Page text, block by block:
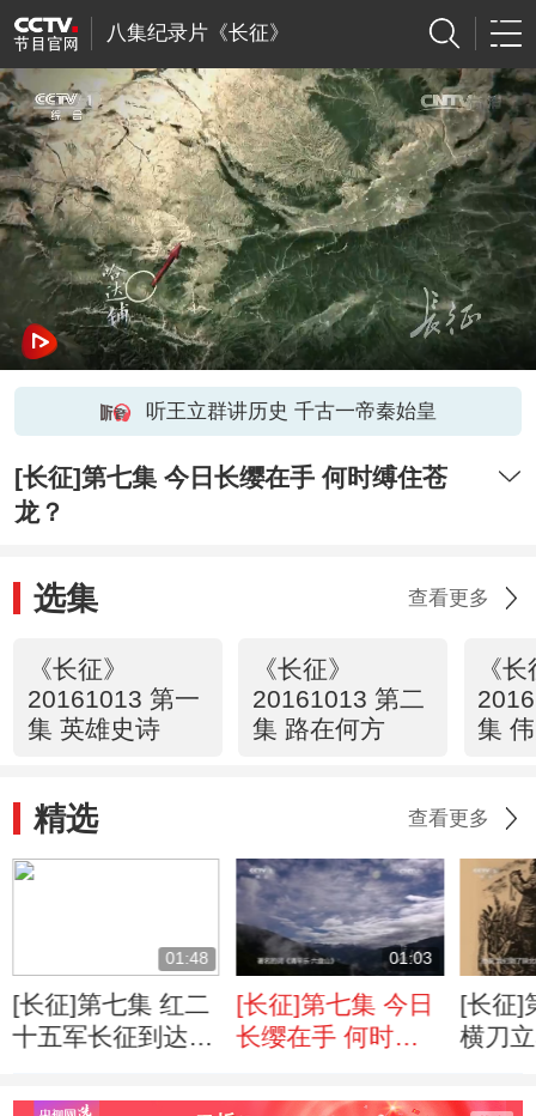
八集纪录片《长征》
听王立群讲历史 千古一帝秦始皇
[长征]第七集 今日长缨在手 何时缚住苍
龙？
选集 查看更多
《长征》
20161013 第一
集 英雄史诗
《长征》
20161013 第二
集 路在何方
《
集
精选 查看更多
01:48
[长征]第七集 红二
十五军长征到达陕
01:03
[长征]第七集 今日
长缨在手 何时缚
[长征]
横刀